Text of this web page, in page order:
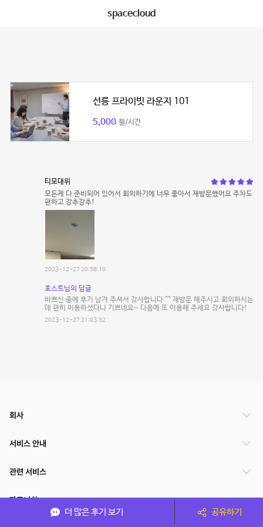
spacecloud
선릉 프라이빗 라운지 101
5,000 원/시간
티모대위
모든게 다 준비되어 있어서 회의하기에 너무 좋아서 재방문했어요 주차도
편하고 강추강추!
2023-12-27 20:58:10
호스트님의 답글
바쁘신 중에 후기 남겨 주셔서 감사합니다 ^^ 재방문 해주시고 회의하시는
데 편히 이용하셨다니 기쁘네요~ 다음에 또 이용해 주세요 감사합니다!
2023-12-27 21:03:52
더 많은 후기 보기 공유하기
회사
서비스 안내
관련 서비스
파트너쉽